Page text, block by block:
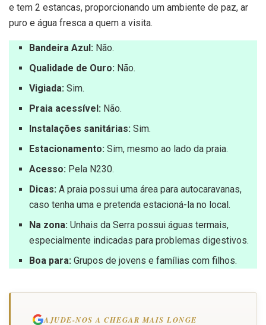
e tem 2 estancas, proporcionando um ambiente de paz, ar
puro e água fresca a quem a visita.
Bandeira Azul: Não.
Qualidade de Ouro: Não.
Vigiada: Sim.
Praia acessível: Não.
Instalações sanitárias:Sim.
Estacionamento: Sim, mesmo ao lado da praia.
Acesso: Pela N230.
Dicas: A praia possui uma área para autocaravanas,
caso tenha uma e pretenda estacioná-la no local.
Na zona: Unhais da Serra possui águas termais,
especialmente indicadas para problemas digestivos.
Boa para: Grupos de jovens e famílias com filhos.
AJUDE-NOS A CHEGAR MAIS LONGE